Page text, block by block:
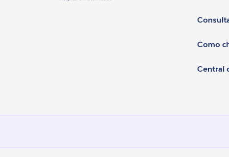
Como
Central